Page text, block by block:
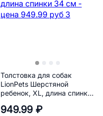
Толстовка для собак
LionPets Шерстяной
ребенок, XL, длина спинки
949.99 ₽